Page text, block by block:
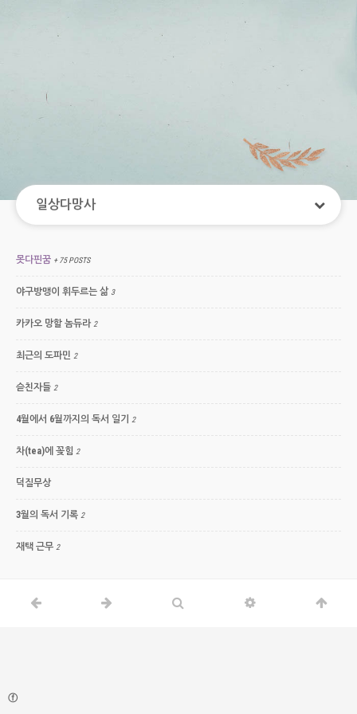
일상다망사
못다핀꿈 + 75 POSTS
야구방맹이 휘두르는 삶 3
카카오 망할 놈듀라 2
최근의 도파민 2
슫친자들 2
4월에서 6월까지의 독서 일기 2
차(tea)에 꽂힘 2
덕질무상
3월의 독서 기록 2
재택 근무 2
ⓕ